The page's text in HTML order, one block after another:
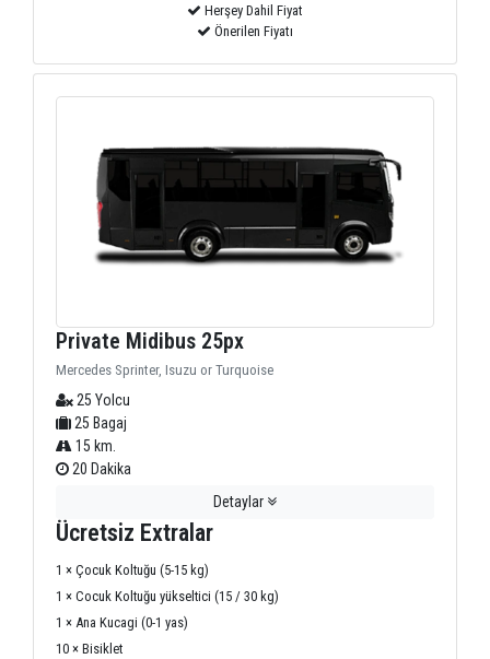
Herşey Dahil Fiyat
Önerilen Fiyatı
Private Midibus 25px
Mercedes Sprinter, Isuzu or Turquoise
25 Yolcu
25 Bagaj
15 km.
20 Dakika
Detaylar
Ücretsiz Extralar
1 × Çocuk Koltuğu (5-15 kg)
1 × Cocuk Koltuğu yükseltici (15 / 30 kg)
1 × Ana Kucagi (0-1 yas)
10 × Bisiklet